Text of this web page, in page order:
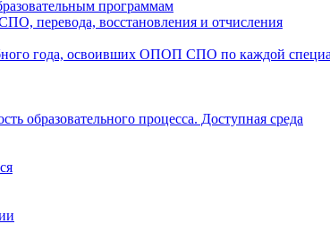
программам
перевода, восстановления и отчисления
года, освоивших ОПОП СПО по каждой
образовательного процесса. Доступная среда